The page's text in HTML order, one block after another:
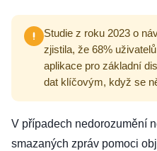
Studie z roku 2023 o
zjistila, že 68%
aplikace pro základní
dat klíčovým, když se
V případech nedorozumění
smazaných zpráv pomoci